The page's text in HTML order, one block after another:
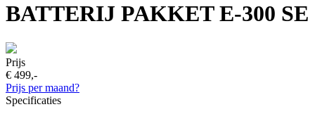
BATTERIJ PAKKET E-300 SE
Prijs
€ 499,-
Prijs per maand?
Specificaties